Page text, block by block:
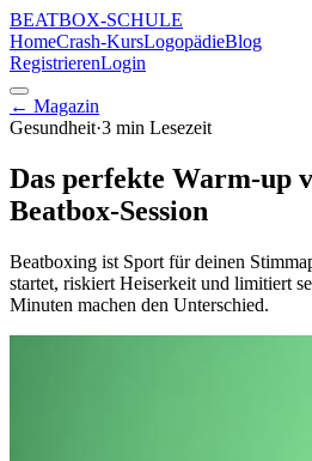
BEATBOX-SCHULE
HomeCrash-KursLogopädieBlog
RegistrierenLogin
← Magazin
Gesundheit·3 min Lesezeit
Das perfekte Warm-up
Beatbox-Session
Beatboxing ist Sport für deinen
startet, riskiert Heiserkeit und limitiert
Minuten machen den Unterschied.